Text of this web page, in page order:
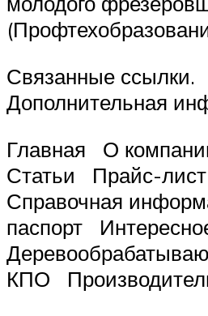
Связанные ссылки.
Дополнительная
Главная О
Статьи Прайс-
Справочная
паспорт
КПО